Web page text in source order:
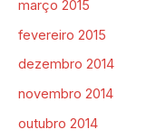
março 2015
fevereiro 2015
dezembro 2014
novembro 2014
outubro 2014